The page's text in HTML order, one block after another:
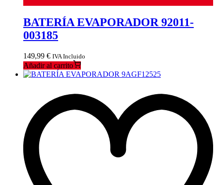
BATERÍA EVAPORADOR 92011-
003185
149,99 € IVA Incluido
Añadir al carrito